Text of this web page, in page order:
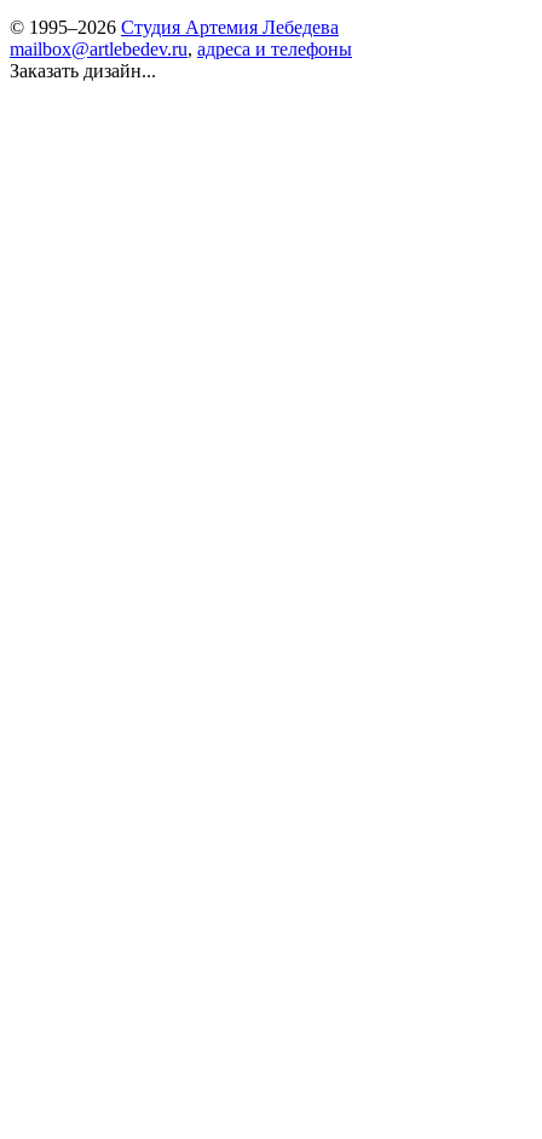
© 1995–2026 Студия Артемия Лебедева
mailbox@artlebedev.ru, адреса и телефоны
Заказать дизайн...